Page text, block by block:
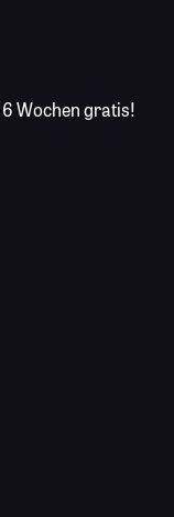
6 Wochen gratis!